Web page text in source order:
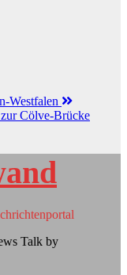
Westfalen
Cölve-Brücke
Talk by